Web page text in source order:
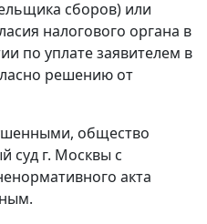
сборов) или
налогового органа в
по уплате заявителем в
решению от
общество
суд г. Москвы с
акта